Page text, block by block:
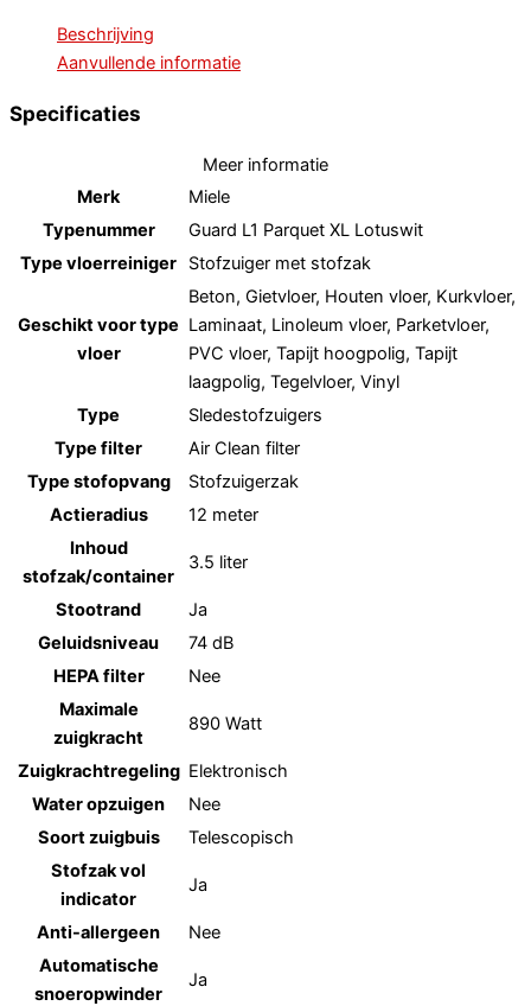
Beschrijving
Aanvullende informatie
Specificaties
Meer informatie
Merk
Miele
Typenummer
Guard L1 Parquet XL Lotuswit
Type vloerreiniger
Stofzuiger met stofzak
Geschikt voor type
vloer
Beton, Gietvloer, Houten vloer, Kurkvloer,
Laminaat, Linoleum vloer, Parketvloer,
PVC vloer, Tapijt hoogpolig, Tapijt
laagpolig, Tegelvloer, Vinyl
Type
Sledestofzuigers
Type filter
Air Clean filter
Type stofopvang
Stofzuigerzak
Actieradius
12 meter
Inhoud
stofzak/container
3.5 liter
Stootrand
Ja
Geluidsniveau
74 dB
HEPA filter
Nee
Maximale
zuigkracht
890 Watt
Zuigkrachtregeling Elektronisch
Water opzuigen
Nee
Soort zuigbuis
Telescopisch
Stofzak vol
indicator
Ja
Anti-allergeen
Nee
Automatische
snoeropwinder
Ja